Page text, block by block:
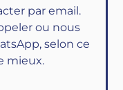
par email.
ou nous
selon ce
mieux.